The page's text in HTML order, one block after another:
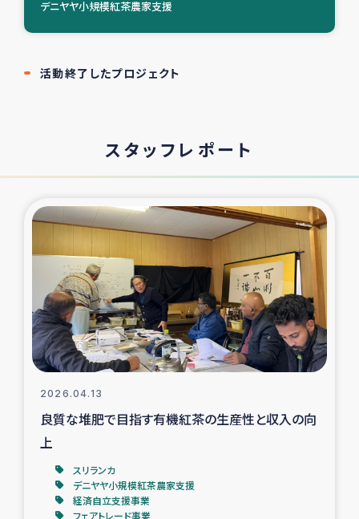
デニヤヤ小規模紅茶農家支援
活動終了したプロジェクト
スタッフレポート
2026.04.13
良質な堆肥で目指す有機紅茶の生産性と収入の向
上
スリランカ
デニヤヤ小規模紅茶農家支援
経済自立支援事業
フェアトレード事業